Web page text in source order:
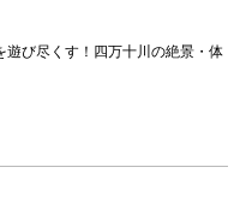
遊び尽くす！四万十川の絶景・体